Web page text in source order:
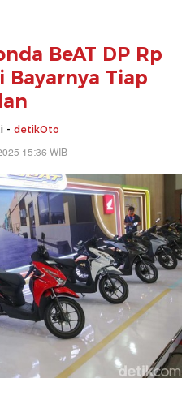
BeAT DP Rp
Bayarnya Tiap
- detikOto
15:36 WIB